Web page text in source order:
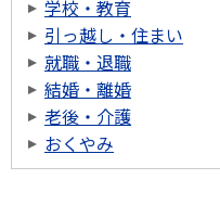
学校・教育
引っ越し・住まい
就職・退職
結婚・離婚
老後・介護
おくやみ